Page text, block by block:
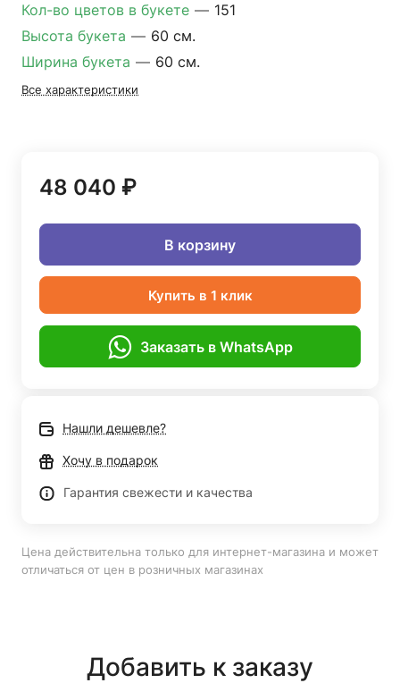
Кол-во цветов в букете — 151
Высота букета — 60 см.
Ширина букета — 60 см.
Все характеристики
48 040 ₽
В корзину
Купить в 1 клик
Заказать в WhatsApp
Нашли дешевле?
Хочу в подарок
Гарантия свежести и качества
Цена действительна только для интернет-магазина и может
отличаться от цен в розничных магазинах
Добавить к заказу